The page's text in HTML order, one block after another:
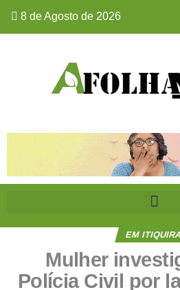
8 de Agosto de 2026
EM ITIQUIRA
Mulher
Polícia Civil por